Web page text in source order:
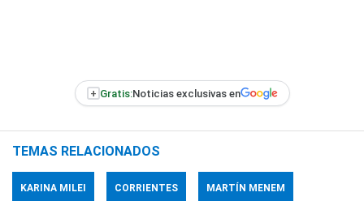
+ Gratis:Noticias exclusivas en
TEMAS RELACIONADOS
KARINA MILEI CORRIENTES MARTÍN MENEM